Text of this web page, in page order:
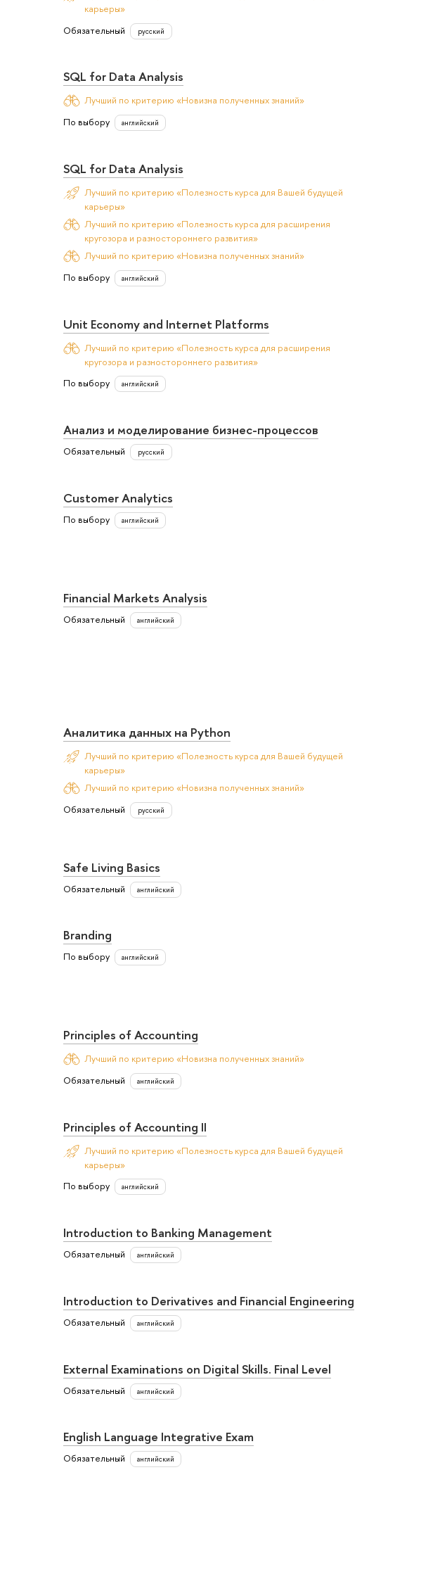
карьеры»
Обязательный
русский
SQL for Data Analysis
Лучший по критерию «Новизна полученных знаний»
По выбору
английский
SQL for Data Analysis
Лучший по критерию «Полезность курса для Вашей будущей
карьеры»
Лучший по критерию «Полезность курса для расширения
кругозора и разностороннего развития»
Лучший по критерию «Новизна полученных знаний»
По выбору
английский
Unit Economy and Internet Platforms
Лучший по критерию «Полезность курса для расширения
кругозора и разностороннего развития»
По выбору
английский
Анализ и моделирование бизнес-процессов
Обязательный русский
Customer Analytics
По выбору английский
Financial Markets Analysis
Обязательный английский
Аналитика данных на Python
Лучший по критерию «Полезность курса для Вашей будущей
карьеры»
Лучший по критерию «Новизна полученных знаний»
Обязательный
русский
Safe Living Basics
Обязательный английский
Branding
По выбору английский
Principles of Accounting
Лучший по критерию «Новизна полученных знаний»
Обязательный
английский
Principles of Accounting II
Лучший по критерию «Полезность курса для Вашей будущей
карьеры»
По выбору
английский
Introduction to Banking Management
Обязательный английский
Introduction to Derivatives and Financial Engineering
Обязательный английский
External Examinations on Digital Skills. Final Level
Обязательный английский
English Language Integrative Exam
Обязательный английский